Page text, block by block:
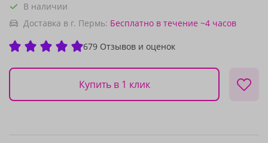
В наличии
Доставка в г. Пермь: Бесплатно в течение ~4 часов
679 Отзывов и оценок
Купить в 1 клик